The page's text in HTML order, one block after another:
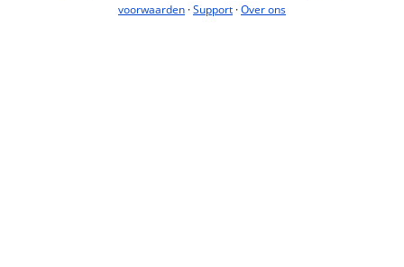
voorwaarden ·Support ·Over ons